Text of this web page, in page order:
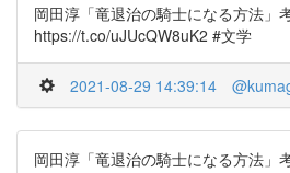
岡田淳「竜退治の騎士になる方法」
https://t.co/uJUcQW8uK2 #文学
2021-08-29 14:39:14
岡田淳「竜退治の騎士になる方法」